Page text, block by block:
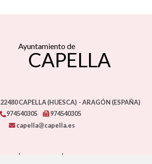
Ayuntamiento de
CAPELLA
22480CAPELLA (HUESCA) - ARAGÓN (ESPAÑA)
974540305
974540305
capella@capella.es